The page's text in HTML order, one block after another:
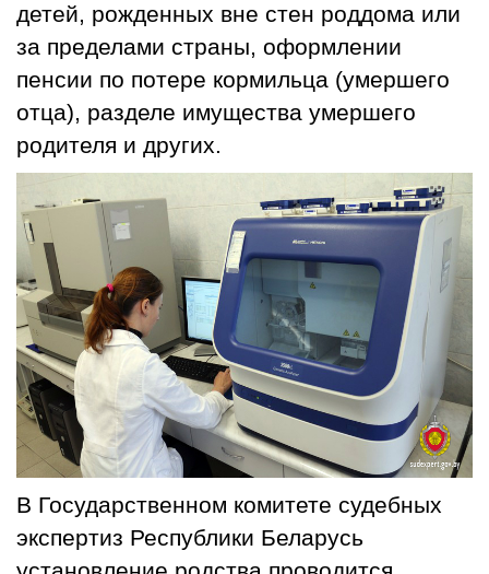
детей, рожденных вне стен роддома или
за пределами страны, оформлении
пенсии по потере кормильца (умершего
отца), разделе имущества умершего
родителя и других.
В Государственном комитете судебных
экспертиз Республики Беларусь